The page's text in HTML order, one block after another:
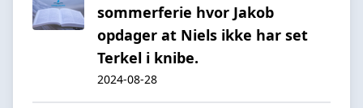
sommerferie hvor Jakob
opdager at Niels ikke har set
Terkel i knibe.
2024-08-28